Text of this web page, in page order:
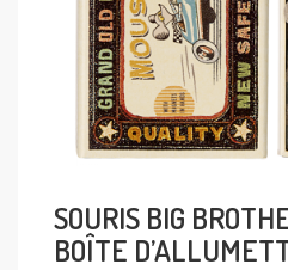
SOURIS BIG
BOÎTE